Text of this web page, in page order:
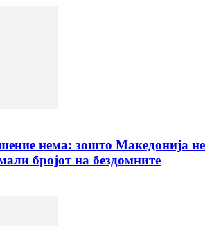
нема: зошто Македонија не
бројот на бездомните